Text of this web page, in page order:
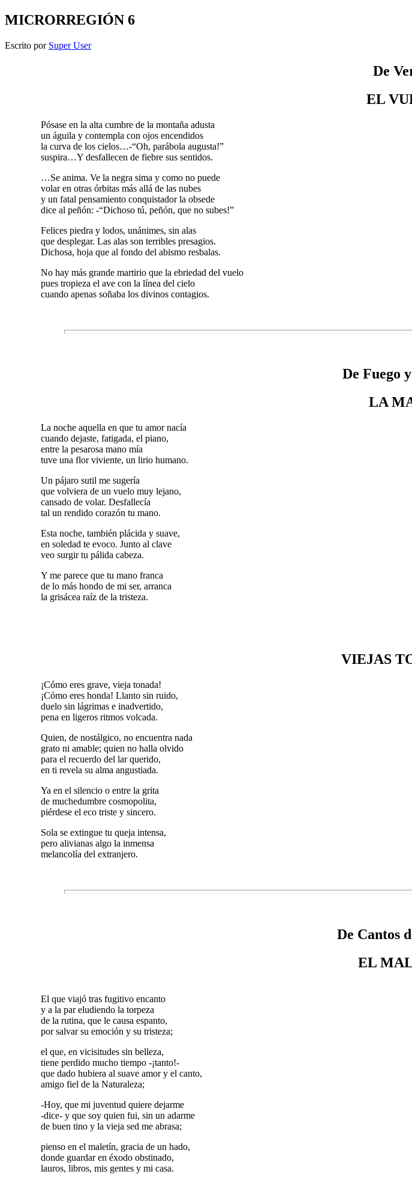
MICRORREGIÓN 6
Escrito por Super User
De
EL
Pósase en la alta cumbre de la montaña adusta
un águila y contempla con ojos encendidos
la curva de los cielos…-“Oh, parábola augusta!”
suspira…Y desfallecen de fiebre sus sentidos.
…Se anima. Ve la negra sima y como no puede
volar en otras órbitas más allá de las nubes
y un fatal pensamiento conquistador la obsede
dice al peñón: -“Dichoso tú, peñón, que no subes!”
Felices piedra y lodos, unánimes, sin alas
que desplegar. Las alas son terribles presagios.
Dichosa, hoja que al fondo del abismo resbalas.
No hay más grande martirio que la ebriedad del vuelo
pues tropieza el ave con la línea del cielo
cuando apenas soñaba los divinos contagios.
De Fuego
LA
La noche aquella en que tu amor nacía
cuando dejaste, fatigada, el piano,
entre la pesarosa mano mía
tuve una flor viviente, un lirio humano.
Un pájaro sutil me sugería
que volviera de un vuelo muy lejano,
cansado de volar. Desfallecía
tal un rendido corazón tu mano.
Esta noche, también plácida y suave,
en soledad te evoco. Junto al clave
veo surgir tu pálida cabeza.
Y me parece que tu mano franca
de lo más hondo de mi ser, arranca
la grisácea raíz de la tristeza.
VIEJAS
¡Cómo eres grave, vieja tonada!
¡Cómo eres honda! Llanto sin ruido,
duelo sin lágrimas e inadvertido,
pena en ligeros ritmos volcada.
Quien, de nostálgico, no encuentra nada
grato ni amable; quien no halla olvido
para el recuerdo del lar querido,
en ti revela su alma angustiada.
Ya en el silencio o entre la grita
de muchedumbre cosmopolita,
piérdese el eco triste y sincero.
Sola se extingue tu queja intensa,
pero alivianas algo la inmensa
melancolía del extranjero.
De Cantos
EL
El que viajó tras fugitivo encanto
y a la par eludiendo la torpeza
de la rutina, que le causa espanto,
por salvar su emoción y su tristeza;
el que, en vicisitudes sin belleza,
tiene perdido mucho tiempo -¡tanto!-
que dado hubiera al suave amor y el canto,
amigo fiel de la Naturaleza;
-Hoy, que mi juventud quiere dejarme
-dice- y que soy quien fui, sin un adarme
de buen tino y la vieja sed me abrasa;
pienso en el maletín, gracia de un hado,
donde guardar en éxodo obstinado,
lauros, libros, mis gentes y mi casa.